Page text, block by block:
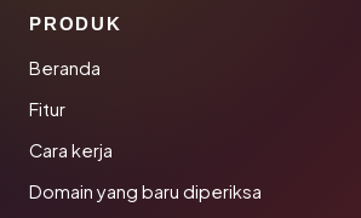
PRODUK
Beranda
Fitur
Cara kerja
Domain yang baru diperiksa